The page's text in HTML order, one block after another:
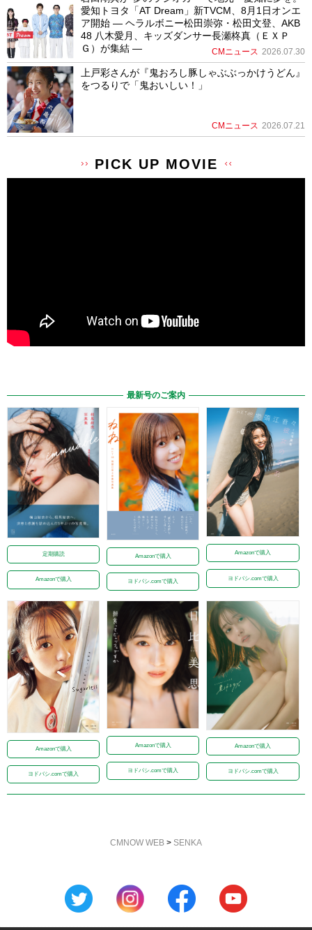
愛知トヨタ「AT Dream」新TVCM、8月1日オンエ
ア開始 ― ヘラルボニー松田崇弥・松田文登、AKB
48 八木愛月、キッズダンサー長瀬柊真（ＥＸＰ
Ｇ）が集結 ―
CMニュース 2026.07.30
上戸彩さんが『鬼おろし豚しゃぶぶっかけうどん』
をつるりで「鬼おいしい！」
CMニュース 2026.07.21
PICK UP MOVIE
最新号のご案内
定期購読
Amazonで購入
Amazonで購入
ヨドバシ.comで購入
Amazonで購入
ヨドバシ.comで購入
Amazonで購入
ヨドバシ.comで購入
Amazonで購入
ヨドバシ.comで購入
Amazonで購入
ヨドバシ.comで購入
CMNOW WEB > SENKA